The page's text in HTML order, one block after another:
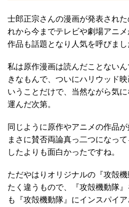
士郎正宗さんの漫画が発表され
れから今までテレビや劇場アニ
作品も話題となり人気を呼びまし
私は原作漫画は読んだことない
きなもんで、ついにハリウッド
いうことだけで、当然ながら気
運んだ次第。
同じように原作やアニメの作品が
まさに賛否両論真っ二つになっ
したよりも面白かったですね。
ただやはりオリジナルの『攻殻
たく違うもので、『攻殻機動隊
も『攻殻機動隊』にインスパイ